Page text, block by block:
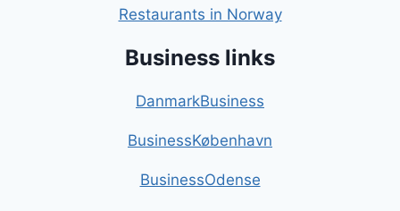
Restaurants in Norway
Business links
DanmarkBusiness
BusinessKøbenhavn
BusinessOdense